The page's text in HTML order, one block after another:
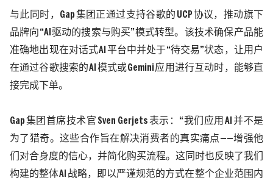
与此同时， Gap集团正通过支持谷歌的 UCP 协议，推动旗下
品牌向“AI 驱动的搜索与购买”模式转型。该技术确保产品能
准确地出现在对话式AI 平台中并处于“待交易”状态，让用户
在通过谷歌搜索的AI 模式或Gemini应用进行互动时，能够直
接完成下单。
Gap集团首席技术官 Sven Gerjets 表示：“我们应用AI 并不是
为了猎奇。这些合作旨在解决消费者的真实痛点——增强他
们对合身度的信心，并简化购买流程。这同时也反映了我们
构建的整体AI 战略，即以严谨规范的方式在整个企业范围内